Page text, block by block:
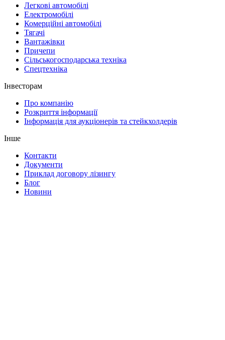
Легкові автомобілі
Електромобілі
Комерційні автомобілі
Тягачі
Вантажівки
Причепи
Сільськогосподарська техніка
Спецтехніка
Інвесторам
Про компанію
Розкриття інформації
Інформація для аукціонерів та стейкхолдерів
Інше
Контакти
Документи
Приклад договору лізингу
Блог
Новини